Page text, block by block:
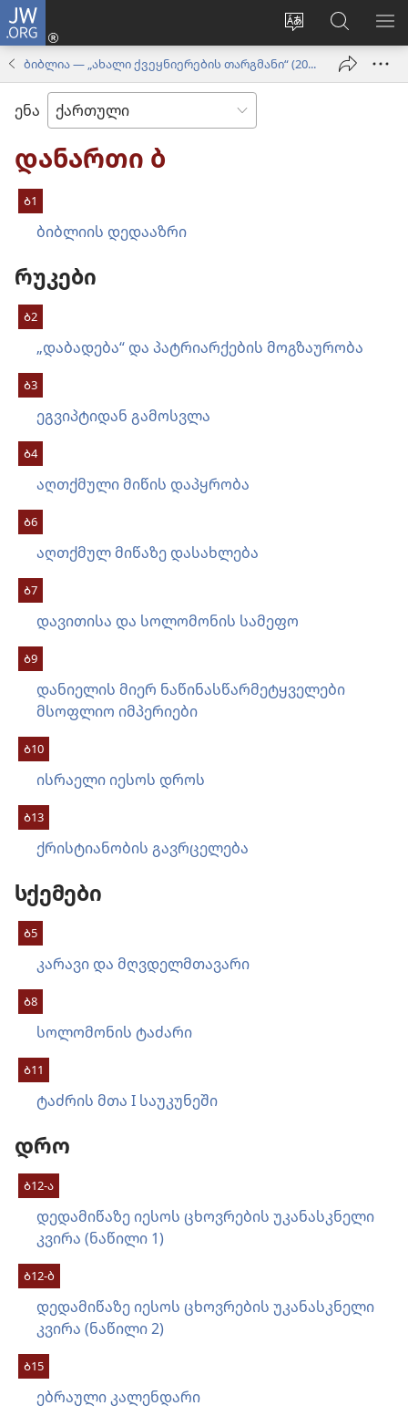
JW.ORG
ვებსაიტის
ენის
შეცვლა
შესვლა
(გაიხსნება
ახალი
ფანჯარა)
ძებნა
JW.ORG
ბიბლია — „ახალი ქვეყნიერების თარგმანი“ (2020)
ენა
დანართი ბ
Ბ1
ბიბლიის დედააზრი
რუკები
Ბ2
„დაბადება“ და პატრიარქების მოგზაურობა
Ბ3
ეგვიპტიდან გამოსვლა
Ბ4
აღთქმული მიწის დაპყრობა
Ბ6
აღთქმულ მიწაზე დასახლება
Ბ7
დავითისა და სოლომონის სამეფო
Ბ9
დანიელის მიერ ნაწინასწარმეტყველები
მსოფლიო იმპერიები
Ბ10
ისრაელი იესოს დროს
Ბ13
ქრისტიანობის გავრცელება
სქემები
Ბ5
კარავი და მღვდელმთავარი
Ბ8
სოლომონის ტაძარი
Ბ11
ტაძრის მთა I საუკუნეში
დრო
Ბ12-ა
დედამიწაზე იესოს ცხოვრების უკანასკნელი
კვირა (ნაწილი 1)
Ბ12-ბ
დედამიწაზე იესოს ცხოვრების უკანასკნელი
კვირა (ნაწილი 2)
Ბ15
ებრაული კალენდარი